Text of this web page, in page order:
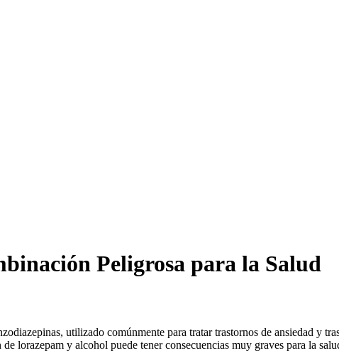
Peligrosa para la Salud
utilizado comúnmente para tratar trastornos de ansiedad y
lorazepam y alcohol puede tener consecuencias muy graves para la